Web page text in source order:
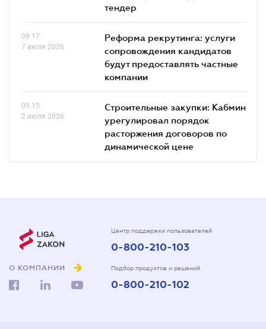
тендер
09.17
7 июля 2026
Реформа рекрутинга: услуги
сопровождения кандидатов
будут предоставлять частные
компании
09.15
2 июля 2026
Строительные закупки: Кабмин
урегулировал порядок
расторжения договоров по
динамической цене
О КОМПАНИИ
Центр поддержки пользователей
0-800-210-103
Подбор продуктов и решений
0-800-210-102